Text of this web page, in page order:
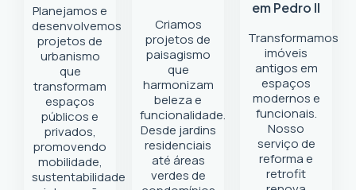
Planejamos e
desenvolvemos
projetos de
urbanismo
que
transformam
espaços
públicos e
privados,
promovendo
mobilidade,
sustentabilidade
Criamos
projetos de
paisagismo
que
harmonizam
beleza e
funcionalidade.
Desde jardins
residenciais
até áreas
verdes de
em Pedro II
Transformamos
imóveis
antigos em
espaços
modernos e
funcionais.
Nosso
serviço de
reforma e
retrofit